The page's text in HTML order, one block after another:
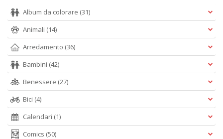
Album da colorare (31)
Animali (14)
Arredamento (36)
Bambini (42)
Benessere (27)
Bici (4)
Calendari (1)
Comics (50)